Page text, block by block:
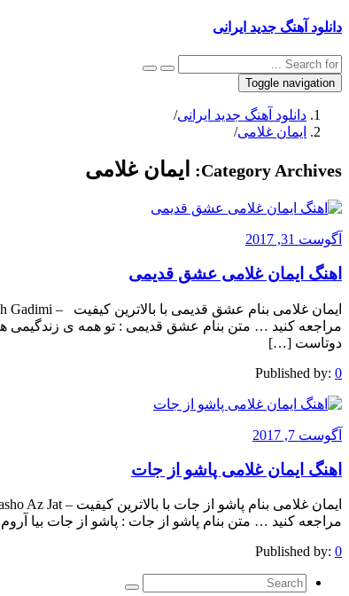
دانلود آهنگ جدید ایرانی
Toggle navigation
دانلود آهنگ جدید ایرانی/
ایمان غلامی/
Category Archives: ایمان غلامی
آگوست 31, 2017
اهنگ ایمان غلامی عشق قدیمی
مراجعه کنید … متن بنام عشق قدیمی : تو همه ی زندگیمی
دوتاست […]
Published by: 0
آگوست 7, 2017
اهنگ ایمان غلامی پاشو از جات
مراجعه کنید … متن بنام پاشو از جات : پاشو از جات بیا
Published by: 0